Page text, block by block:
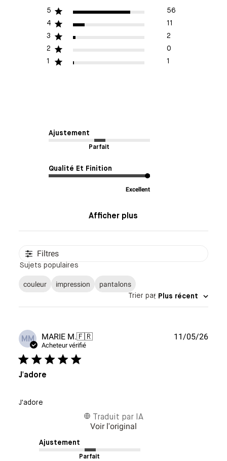
5
56
4
11
3
2
2
0
1
1
Ajustement
Parfait
Qualité Et Finition
Excellent
Afficher plus
Filtres
Sujets populaires
couleur impression pantalons
Trier par: Plus récent
MM MARIE M.🇫🇷
Acheteur vérifié
J'adore
J'adore
Ajustement
Parfait
Traduit par IA
Voir l'original
Date
11/05/26